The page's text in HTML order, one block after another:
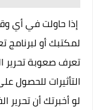
إذا حاولت في أي
تعرف صعوبة تحرير
التأثيرات للحصول
لو أخبرتك أن